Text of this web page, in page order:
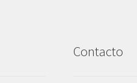
Contacto